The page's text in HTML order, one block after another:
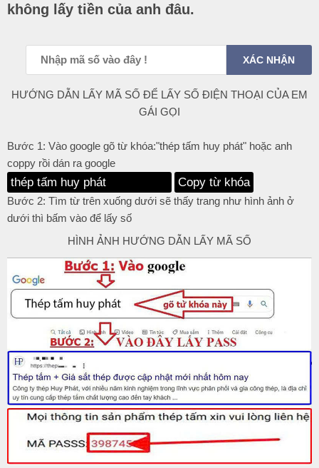
không lấy tiền của anh đâu.
HƯỚNG DẪN LẤY MÃ SỐ ĐỂ LẤY SỐ ĐIỆN THOẠI CỦA EM
GÁI GỌI
Bước 1: Vào google gõ từ khóa:"thép tấm huy phát" hoặc anh
coppy rồi dán ra google
Copy từ khóa
Bước 2: Tìm từ trên xuống dưới sẽ thấy trang như hình ảnh ở
dưới thì bấm vào để lấy số
HÌNH ẢNH HƯỚNG DẪN LẤY MÃ SỐ